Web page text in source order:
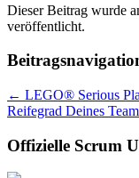
Dieser Beitrag wurde
veröffentlicht.
← LEGO® Serious
Reifegrad Deines
Offizielle Scrum